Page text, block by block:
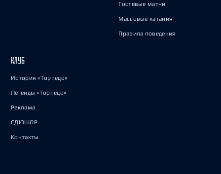
Гостевые матчи
Массовые катания
Правила поведения
КЛУБ
История «Торпедо»
Легенды «Торпедо»
Реклама
СДЮШОР
Контакты